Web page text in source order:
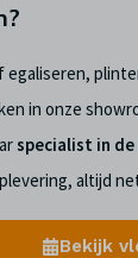
egaliseren,
in onze
specialist in
altijd
Bekijk